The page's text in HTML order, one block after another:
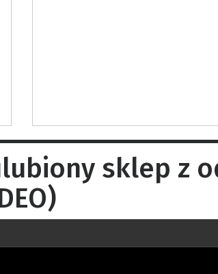
sklep z